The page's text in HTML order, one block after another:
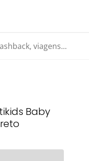
viagens...
Baby